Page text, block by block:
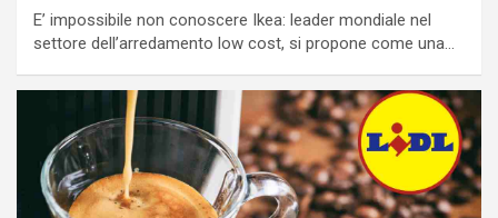
E’ impossibile non conoscere Ikea: leader mondiale nel
settore dell’arredamento low cost, si propone come una…